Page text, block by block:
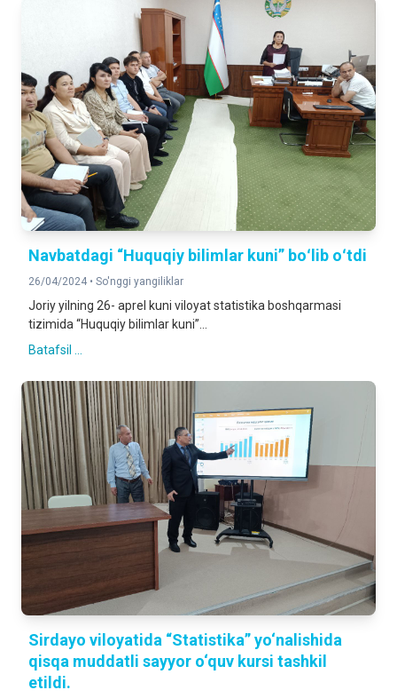
Navbatdagi “Huquqiy bilimlar kuni” boʻlib oʻtdi
26/04/2024 • So'nggi yangiliklar
Joriy yilning 26- aprel kuni viloyat statistika boshqarmasi
tizimida “Huquqiy bilimlar kuni”...
Batafsil ...
Sirdayo viloyatida “Statistika” yo‘nalishida
qisqa muddatli sayyor o‘quv kursi tashkil
etildi.